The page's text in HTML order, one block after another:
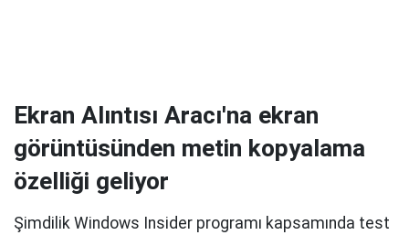
Ekran Alıntısı Aracı'na ekran
görüntüsünden metin kopyalama
özelliği geliyor
Şimdilik Windows Insider programı kapsamında test